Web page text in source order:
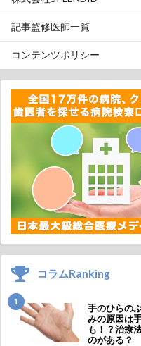
記事監修医師一覧
コンテンツポリシー
コラムRanking
1
手のひらの
みの原因は
も！？治療
のがある？